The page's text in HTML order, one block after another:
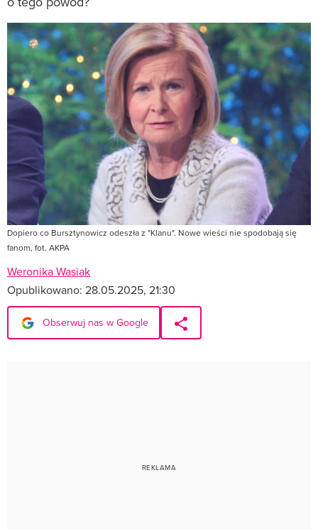
Dopiero co Bursztynowicz odeszła z "Klanu". Nowe wieści nie spodobają się
fanom, fot. AKPA
Weronika Wasiak
Opublikowano: 28.05.2025, 21:30
Obserwuj nas w Google